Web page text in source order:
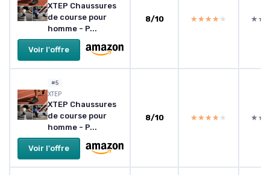
XTEP Chaussures
de course pour
homme - P...
Voir l'offre
8/10 ★★★★★
★★★★★
#5
XTEP
XTEP Chaussures
de course pour
homme - P...
Voir l'offre
8/10 ★★★★★
★★★★★